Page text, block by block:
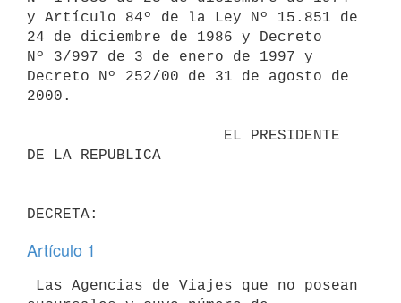
y Artículo 84º de la Ley Nº 15.851 de
24 de diciembre de 1986 y Decreto
Nº 3/997 de 3 de enero de 1997 y
Decreto Nº 252/00 de 31 de agosto de
2000.
DE LA REPUBLICA
Artículo 1